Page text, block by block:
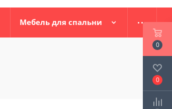
Мебель для спальни
0
0